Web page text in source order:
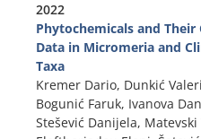
2022
Phytochemicals and
Data in Micromeria and
Taxa
Kremer Dario, Dunkić
Bogunić Faruk, Ivanova
Stešević Danijela,